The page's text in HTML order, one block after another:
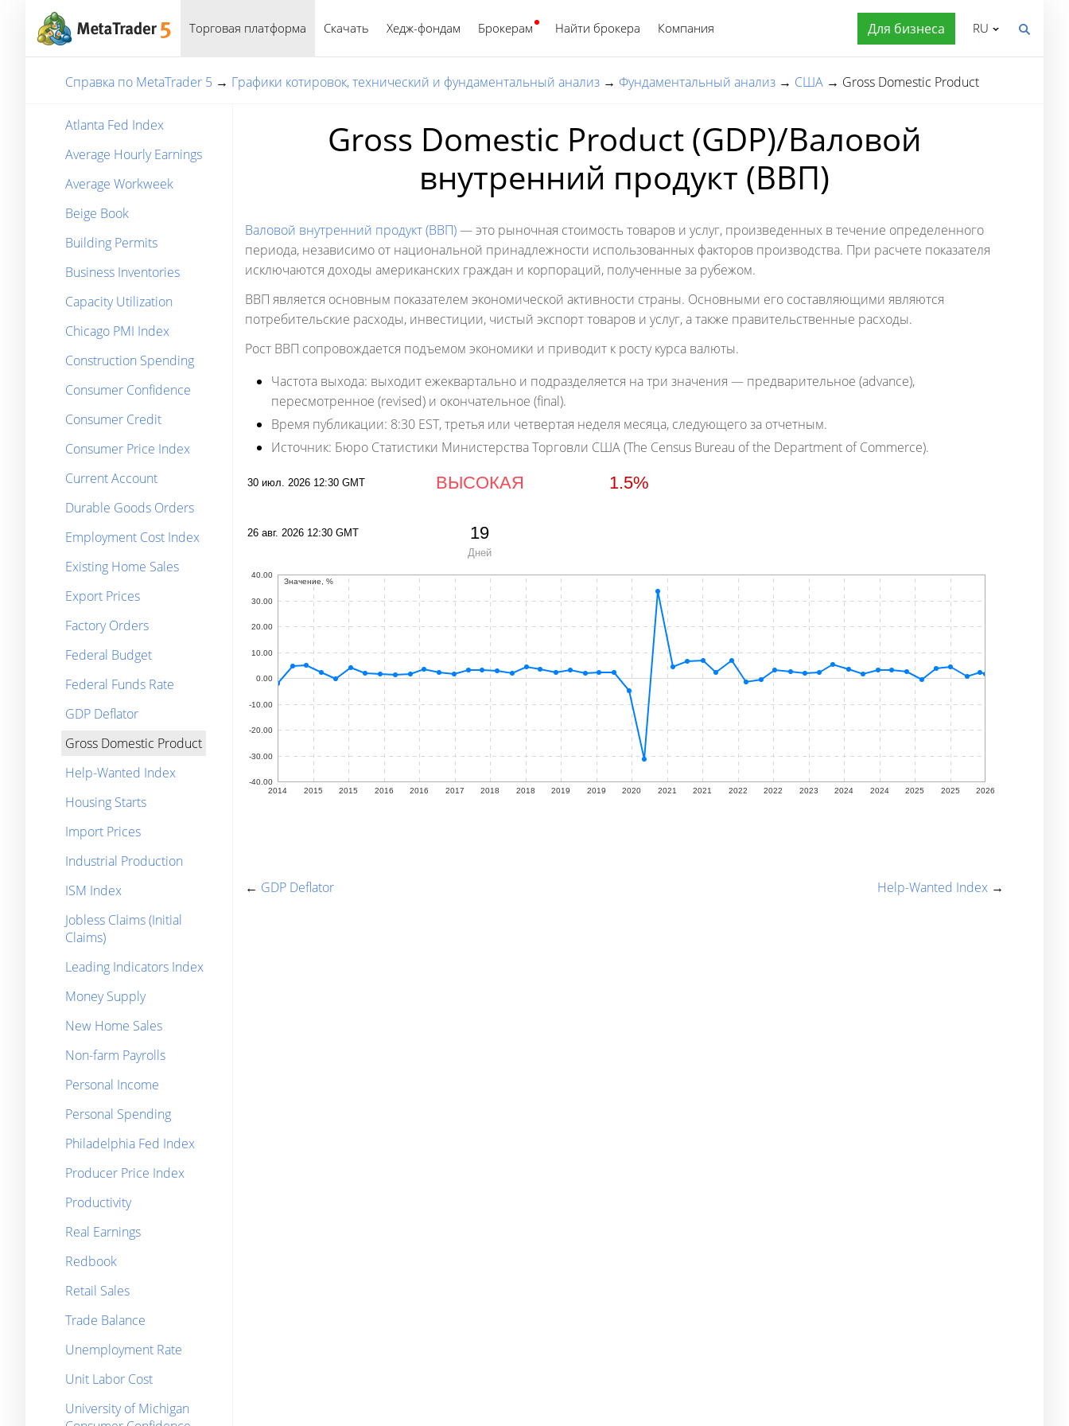
Торговая платформа Скачать Хедж-фондам Брокерам Найти брокера Компания Для бизнеса
Русский RU
Справка по MetaTrader 5 → Графики котировок, технический и фундаментальный анализ → Фундаментальный анализ → США → Gross Domestic Product
Atlanta Fed Index
Average Hourly Earnings
Average Workweek
Beige Book
Building Permits
Business Inventories
Capacity Utilization
Chicago PMI Index
Construction Spending
Consumer Confidence
Consumer Credit
Consumer Price Index
Current Account
Durable Goods Orders
Employment Cost Index
Existing Home Sales
Export Prices
Factory Orders
Federal Budget
Federal Funds Rate
GDP Deflator
Gross Domestic Product
Help-Wanted Index
Housing Starts
Import Prices
Industrial Production
ISM Index
Jobless Claims (Initial
Claims)
Leading Indicators Index
Money Supply
New Home Sales
Non-farm Payrolls
Personal Income
Personal Spending
Philadelphia Fed Index
Producer Price Index
Productivity
Real Earnings
Redbook
Retail Sales
Trade Balance
Unemployment Rate
Unit Labor Cost
University of Michigan
Gross Domestic Product (GDP)/Валовой
внутренний продукт (ВВП)
Валовой внутренний продукт (ВВП)— это рыночная стоимость товаров и услуг, произведенных в течение определенного
периода, независимо от национальной принадлежности использованных факторов производства. При расчете показателя
исключаются доходы американских граждан и корпораций, полученные за рубежом.
ВВП является основным показателем экономической активности страны. Основными его составляющими являются
потребительские расходы, инвестиции, чистый экспорт товаров и услуг, а также правительственные расходы.
Рост ВВП сопровождается подъемом экономики и приводит к росту курса валюты.
Частота выхода: выходит ежеквартально и подразделяется на три значения — предварительное (advance),
пересмотренное (revised) и окончательное (final).
Время публикации: 8:30 EST, третья или четвертая неделя месяца, следующего за отчетным.
Источник: Бюро Статистики Министерства Торговли США (The Census Bureau of the Department of Commerce).
← GDP Deflator Help-Wanted Index →